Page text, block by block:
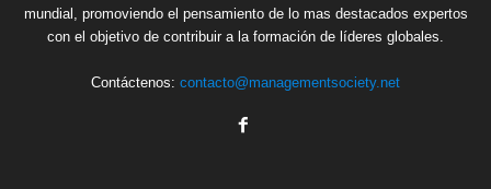
mundial, promoviendo el pensamiento de lo mas destacados expertos
con el objetivo de contribuir a la formación de líderes globales.
Contáctenos: contacto@managementsociety.net